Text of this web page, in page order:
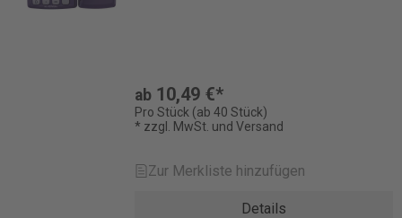
ab 10,49 €*
Pro Stück (ab 40 Stück)
* zzgl. MwSt. und Versand
Zur Merkliste hinzufügen
Details